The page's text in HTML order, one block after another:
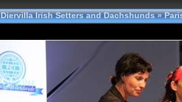
Diervilla Irish Setters and Dachshunds»